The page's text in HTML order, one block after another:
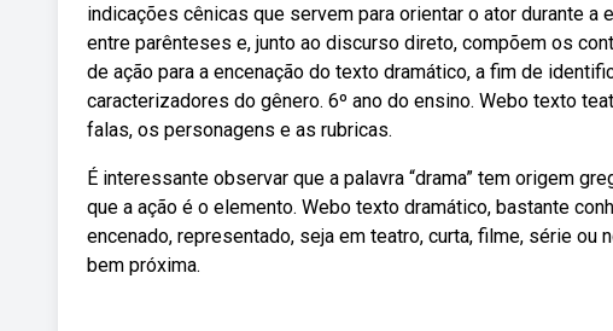
indicações cênicas que servem para orientar o ator durante
entre parênteses e, junto ao discurso direto, compõem os
de ação para a encenação do texto dramático, a fim de
caracterizadores do gênero. 6º ano do ensino. Webo texto
falas, os personagens e as rubricas.
É interessante observar que a palavra “drama” tem origem
que a ação é o elemento. Webo texto dramático, bastante
encenado, representado, seja em teatro, curta, filme, série
bem próxima.